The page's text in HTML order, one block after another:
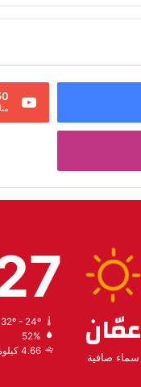
عمّان
سماء صافية
32º - 24º
52%
4.66 كيلومتر/ساعة